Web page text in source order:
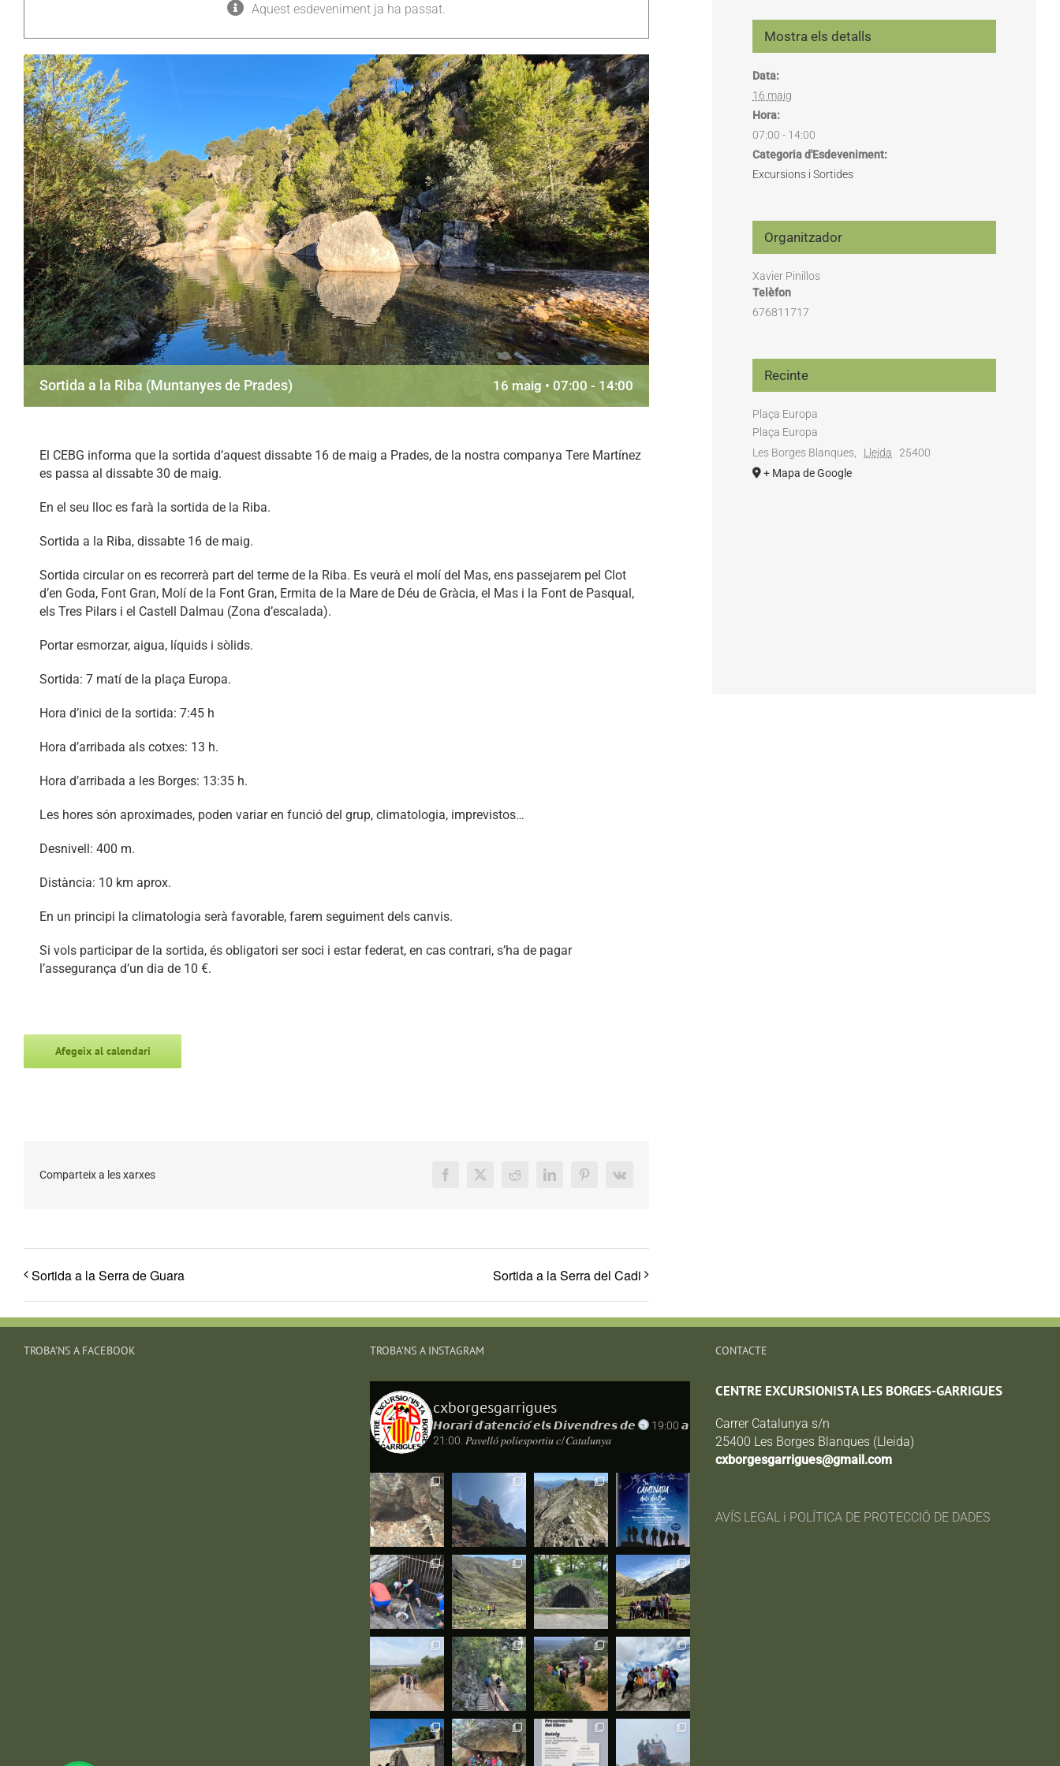
Aquest esdeveniment ja ha passat.
Sortida a la Riba (Muntanyes de Prades) 16 maig • 07:00 - 14:00
El CEBG informa que la sortida d’aquest dissabte 16 de maig a Prades, de la nostra companya Tere Martínez
es passa al dissabte 30 de maig.
En el seu lloc es farà la sortida de la Riba.
Sortida a la Riba, dissabte 16 de maig.
Sortida circular on es recorrerà part del terme de la Riba. Es veurà el molí del Mas, ens passejarem pel Clot
d’en Goda, Font Gran, Molí de la Font Gran, Ermita de la Mare de Déu de Gràcia, el Mas i la Font de Pasqual,
els Tres Pilars i el Castell Dalmau (Zona d’escalada).
Portar esmorzar, aigua, líquids i sòlids.
Sortida: 7 matí de la plaça Europa.
Hora d’inici de la sortida: 7:45 h
Hora d’arribada als cotxes: 13 h.
Hora d’arribada a les Borges: 13:35 h.
Les hores són aproximades, poden variar en funció del grup, climatologia, imprevistos…
Desnivell: 400 m.
Distància: 10 km aprox.
En un principi la climatologia serà favorable, farem seguiment dels canvis.
Si vols participar de la sortida, és obligatori ser soci i estar federat, en cas contrari, s’ha de pagar
l’assegurança d’un dia de 10 €.
Afegeix al calendari
Comparteix a les xarxes Facebook
X Reddit LinkedInPinterest
Vk
Sortida a la Serra de Guara Sortida a la Serra del Cadi
Mostra els detalls
Data:
16 maig
Hora:
07:00 - 14:00
Categoria d'Esdeveniment:
Excursions i Sortides
Organitzador
Xavier Pinillos
Telèfon
676811717
Recinte
Plaça Europa
Plaça Europa
Les Borges Blanques, Lleida
25400
+ Mapa de Google
TROBA’NS A FACEBOOK TROBA’NS A INSTAGRAM
cxborgesgarrigues
𝙃𝙤𝙧𝙖𝙧𝙞 𝙙'𝙖𝙩𝙚𝙣𝙘𝙞𝙤́ 𝙚𝙡𝙨 𝘿𝙞𝙫𝙚𝙣𝙙𝙧𝙚𝙨 𝙙𝙚
19:00 𝙖
21:00. 𝑃𝑎𝑣𝑒𝑙𝑙𝑜́ 𝑝𝑜𝑙𝑖𝑒𝑠𝑝𝑜𝑟𝑡𝑖𝑢 𝑐/𝐶𝑎𝑡𝑎𝑙𝑢𝑛𝑦𝑎
CONTACTE
CENTRE EXCURSIONISTA LES BORGES-GARRIGUES
Carrer Catalunya s/n
25400 Les Borges Blanques (Lleida)
cxborgesgarrigues@gmail.com
AVÍS LEGAL i POLÍTICA DE PROTECCIÓ DE DADES